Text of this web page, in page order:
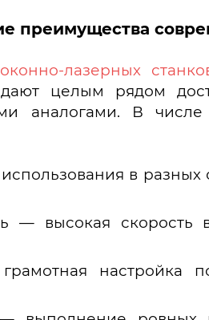
преимущества
лазерных
целым рядом
аналогами. В числе
в разных
— высокая скорость
настройка